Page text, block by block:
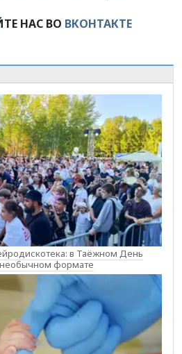
НАС ВО ВКОНТАКТЕ
в Таёжном День
необычном формате